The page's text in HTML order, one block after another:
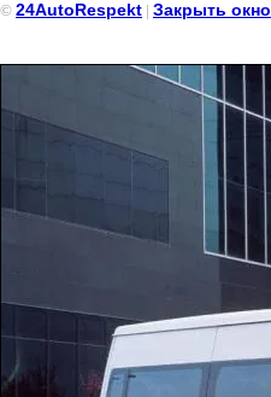
© 24AutoRespekt | Закрыть окно